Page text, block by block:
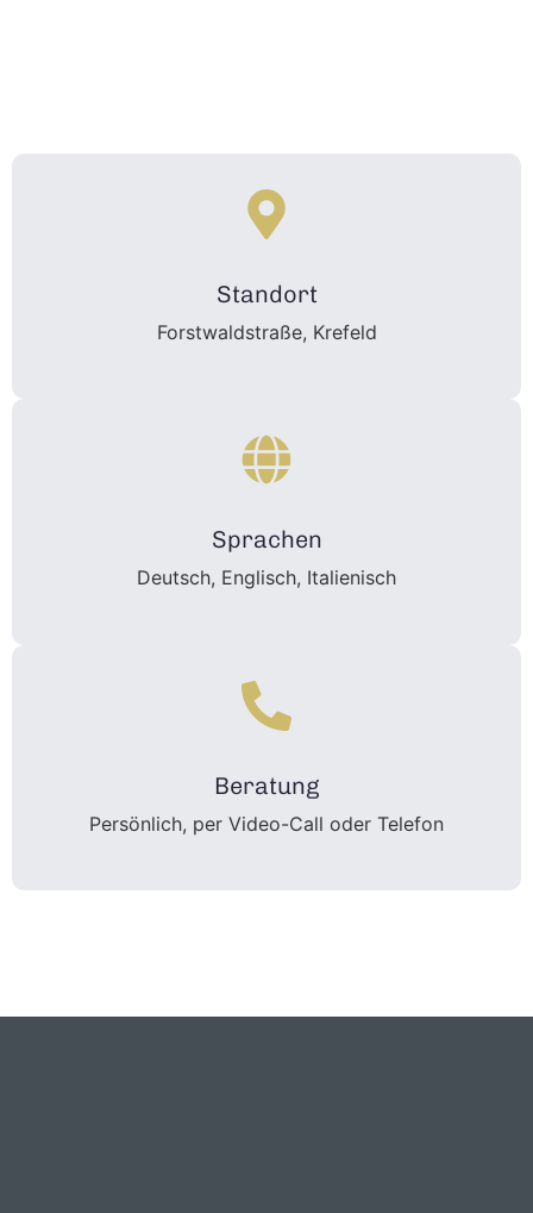
Standort
Forstwaldstraße, Krefeld
Sprachen
Deutsch, Englisch, Italienisch
Beratung
Persönlich, per Video-Call oder Telefon